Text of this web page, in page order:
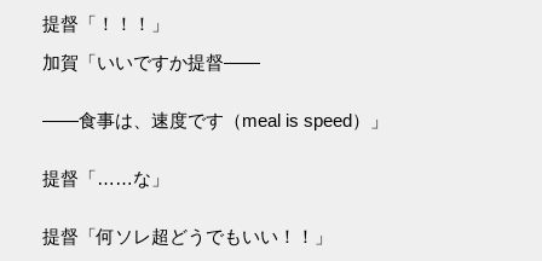
提督「！！！」
加賀「いいですか提督――
――食事は、速度です（meal is speed）」
提督「……な」
提督「何ソレ超どうでもいい！！」